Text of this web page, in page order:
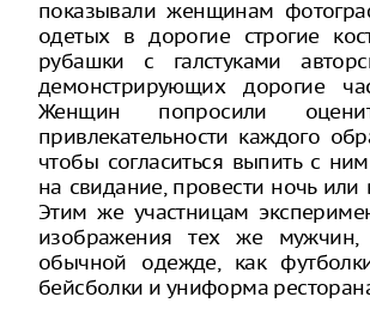
показывали женщинам
одетых в дорогие строгие
рубашки с галстуками
демонстрирующих дорогие
Женщин попросили
привлекательности каждого
чтобы согласиться выпить с
на свидание, провести ночь
Этим же участницам
изображения тех же
обычной одежде, как
бейсболки и униформа